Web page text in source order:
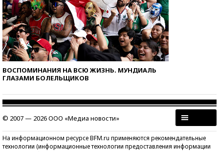
ВОСПОМИНАНИЯ НА ВСЮ ЖИЗНЬ. МУНДИАЛЬ
ГЛАЗАМИ БОЛЕЛЬЩИКОВ
© 2007 — 2026 ООО «Медиа новости»
На информационном ресурсе BFM.ru применяются рекомендательные
технологии (информационные технологии предоставления информации